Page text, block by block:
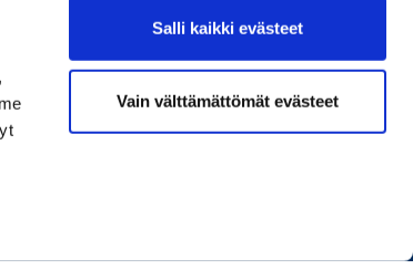
Salli kaikki evästeet
Vain välttämättömät evästeet
Painopisteet